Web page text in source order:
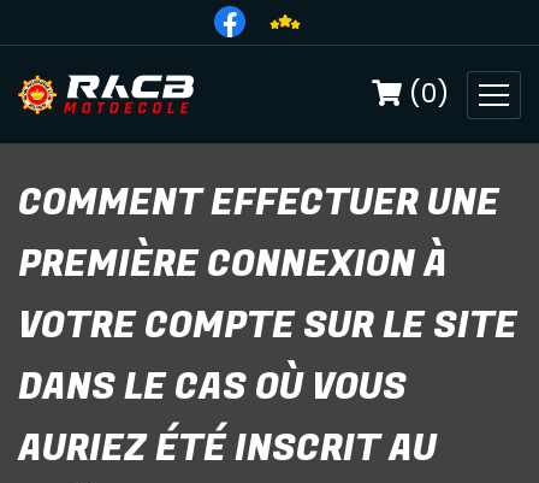
(0)
COMMENT EFFECTUER UNE
PREMIÈRE CONNEXION À
VOTRE COMPTE SUR LE SITE
DANS LE CAS OÙ VOUS
AURIEZ ÉTÉ INSCRIT AU